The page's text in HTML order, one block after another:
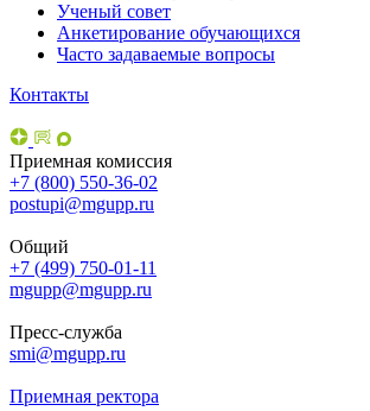
Ученый совет
Анкетирование обучающихся
Часто задаваемые вопросы
Контакты
Приемная комиссия
+7 (800) 550-36-02
postupi@mgupp.ru
Общий
+7 (499) 750-01-11
mgupp@mgupp.ru
Пресс-служба
smi@mgupp.ru
Приемная ректора